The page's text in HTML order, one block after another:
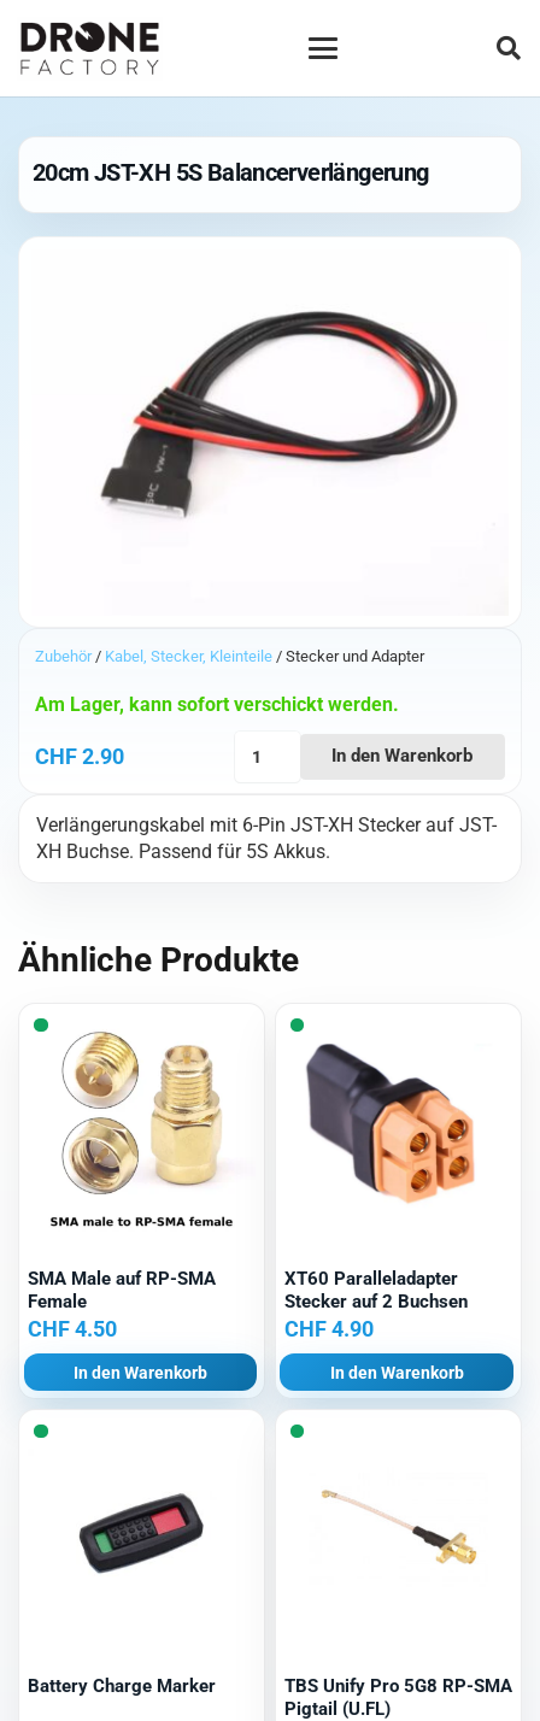
20cm JST-XH 5S Balancerverlängerung
Zubehör/ Kabel, Stecker, Kleinteile / Stecker und Adapter
CHF2.90
Am Lager, kann sofort verschickt werden.
5S
Balancerverlängerung
In den Warenkorb
Verlängerungskabel mit 6-Pin JST-XH Stecker auf JST-
XH Buchse. Passend für 5S Akkus.
Ähnliche Produkte
SMA Male auf RP-SMA
Female
CHF4.50
In den Warenkorb
XT60 Paralleladapter
Stecker auf 2 Buchsen
CHF4.90
In den Warenkorb
Battery Charge Marker
TBS Unify Pro 5G8 RP-SMA
Pigtail (U.FL)